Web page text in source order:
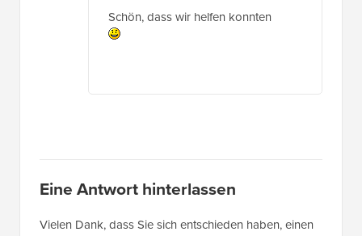
Schön, dass wir helfen konnten
Eine Antwort hinterlassen
Vielen Dank, dass Sie sich entschieden haben, einen